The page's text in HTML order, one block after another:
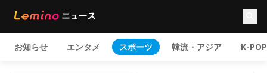
お知らせ エンタメ スポーツ 韓流・アジア K-POP